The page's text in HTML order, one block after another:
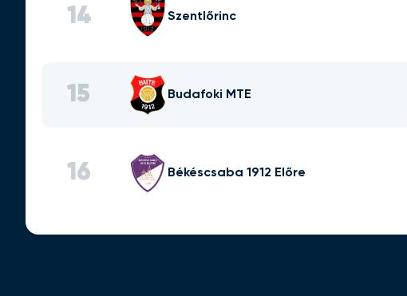
14 Szentlőrinc
15 Budafoki MTE
16 Békéscsaba 1912 Előre